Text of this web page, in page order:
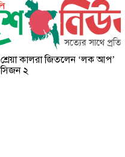
শ্রেয়া কালরা জিতলেন ‘লক আপ’
সিজন ২